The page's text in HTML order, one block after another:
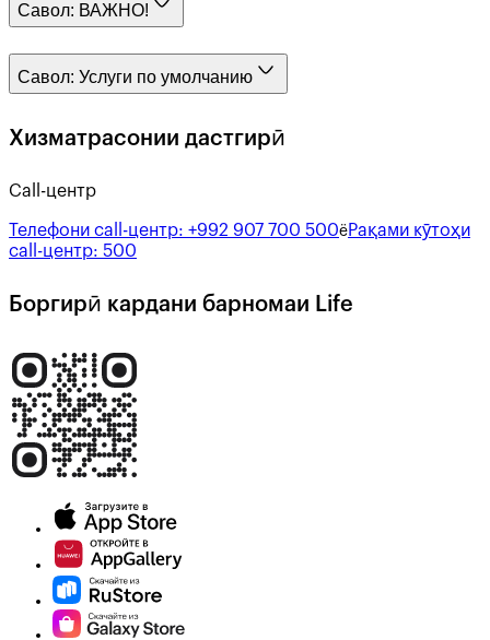
Савол: ВАЖНО!
Савол: Услуги по умолчанию
Хизматрасонии дастгирӣ
Call-центр
Телефони call-центр: +992 907 700 500ёРақами кӯтоҳи
call-центр: 500
Боргирӣ кардани барномаи Life